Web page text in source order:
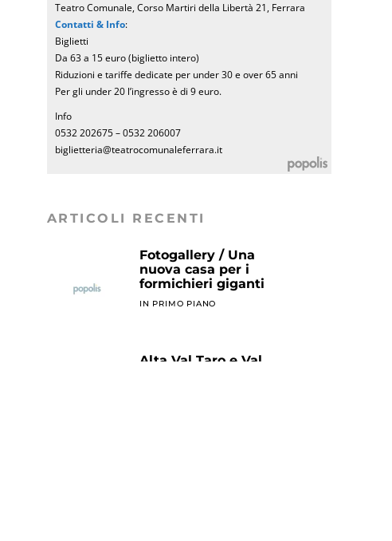
Teatro Comunale, Corso Martiri della Libertà 21, Ferrara
Contatti & Info:
Biglietti
Da 63 a 15 euro (biglietto intero)
Riduzioni e tariffe dedicate per under 30 e over 65 anni
Per gli under 20 l’ingresso è di 9 euro.
Info
0532 202675 – 0532 206007
biglietteria@teatrocomunaleferrara.it
ARTICOLI RECENTI
Fotogallery / Una
nuova casa per i
formichieri giganti
IN PRIMO PIANO
Alta Val Taro e Val